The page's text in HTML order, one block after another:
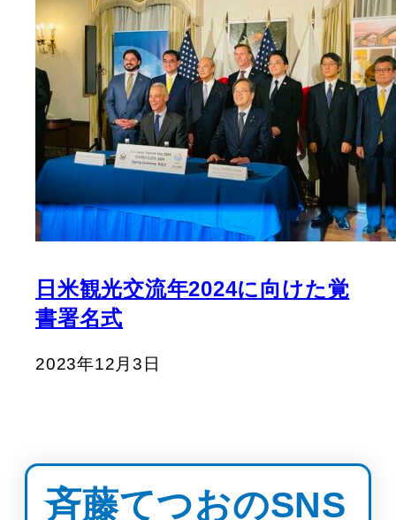
日米観光交流年2024に向けた覚
書署名式
2023年12月3日
斉藤てつおのSNS